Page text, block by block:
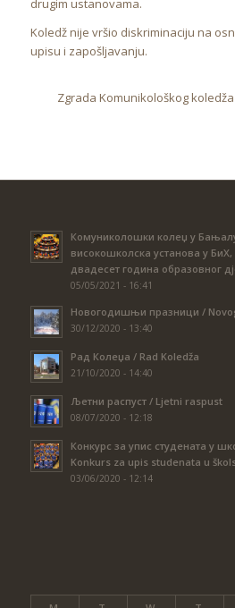
drugim ustanovama.
Koledž nije vršio diskriminaciju na
upisu i zapošljavanju.
Zgrada Komunikološkog
Комуниколошки колеџ у
високошколска установа у
двадесет година образовног
05/05/2021 - 16:41
Новогодишњи празници /
30/12/2020 - 13:40
Рад Колеџа / Rad Koledža
21/10/2020 - 14:40
Љетни распуст / Ljetni raspust
08/07/2020 - 12:18
Конкурс за упис студената у
Konkurs za upis studenata u
03/06/2020 - 12:14